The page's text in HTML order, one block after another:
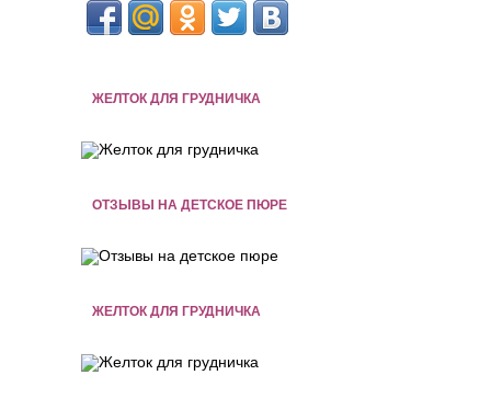
ЖЕЛТОК ДЛЯ ГРУДНИЧКА
ОТЗЫВЫ НА ДЕТСКОЕ ПЮРЕ
ЖЕЛТОК ДЛЯ ГРУДНИЧКА